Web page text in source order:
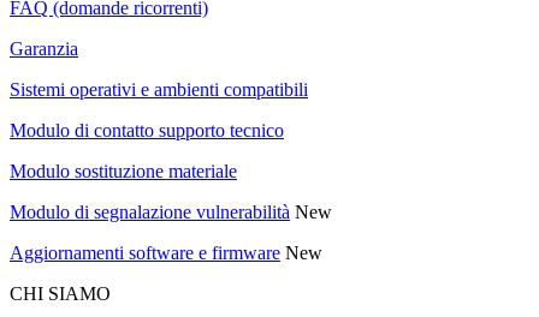
FAQ (domande ricorrenti)
Garanzia
Sistemi operativi e ambienti compatibili
Modulo di contatto supporto tecnico
Modulo sostituzione materiale
Modulo di segnalazione vulnerabilità New
Aggiornamenti software e firmware New
CHI SIAMO